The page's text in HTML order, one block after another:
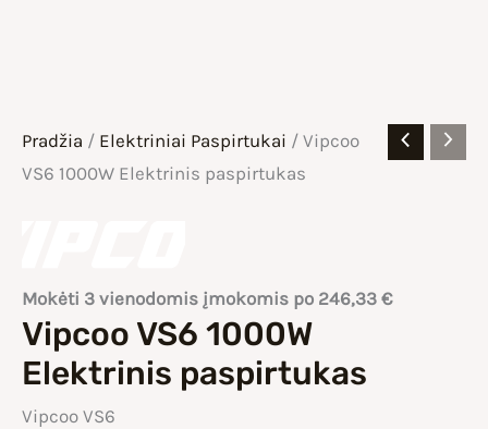
Pradžia / Elektriniai Paspirtukai / Vipcoo
VS6 1000W Elektrinis paspirtukas
Mokėti 3 vienodomis įmokomis po 246,33 €
Vipcoo VS6 1000W
Elektrinis paspirtukas
Vipcoo VS6